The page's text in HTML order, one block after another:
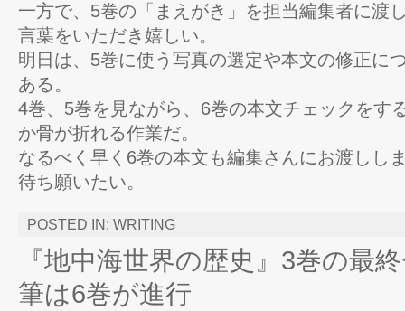
一方で、5巻の「まえがき」を担当編集者に渡
言葉をいただき嬉しい。
明日は、5巻に使う写真の選定や本文の修正に
ある。
4巻、5巻を見ながら、6巻の本文チェックをす
か骨が折れる作業だ。
なるべく早く6巻の本文も編集さんにお渡しし
待ち願いたい。
POSTED IN: WRITING
『地中海世界の歴史』3巻の最
筆は6巻が進行